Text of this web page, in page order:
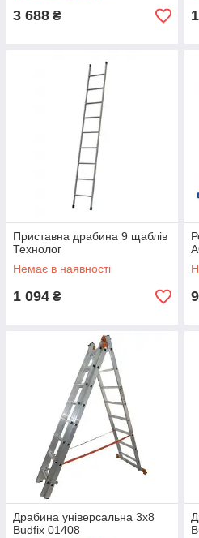
Оформляйте заказ
или через
и доставки с
Забирайте посилку
Все для саду та
Великий вибір
доступними
Підберіть все, що потрібно
робіт у нашому
3 688 ₴
Приставна драбина 9 щаблів
Технолог
Немає в наявності
1 094 ₴
Драбина універсальна 3х8
Budfix 01408